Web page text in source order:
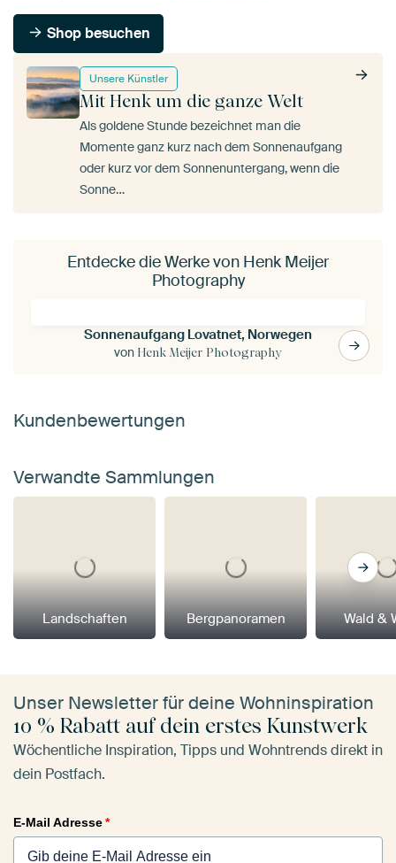
Unsere Künstler
Mit Henk um die ganze Welt
Als goldene Stunde bezeichnet man die
Momente ganz kurz nach dem Sonnenaufgang
oder kurz vor dem Sonnenuntergang, wenn die
Sonne…
Shop besuchen
Entdecke die Werke von Henk Meijer
Photography
Sonnenaufgang Lovatnet, Norwegen
von Henk Meijer Photography
Kundenbewertungen
Verwandte Sammlungen
Landschaften Bergpanoramen Wald &
Unser Newsletter für deine Wohninspiration
10 % Rabatt auf dein erstes Kunstwerk
Wöchentliche Inspiration, Tipps und Wohntrends direkt in
dein Postfach.
E-Mail Adresse*